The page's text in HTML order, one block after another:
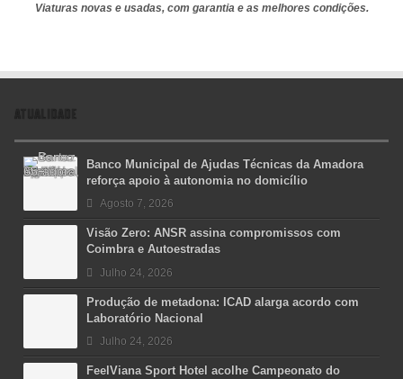
Viaturas novas e usadas, com garantia e as melhores condições.
ATUALIDADE
Banco Municipal de Ajudas Técnicas da Amadora
reforça apoio à autonomia no domicílio
Agosto 7, 2026
Visão Zero: ANSR assina compromissos com
Coimbra e Autoestradas
Julho 24, 2026
Produção de metadona: ICAD alarga acordo com
Laboratório Nacional
Julho 24, 2026
FeelViana Sport Hotel acolhe Campeonato do